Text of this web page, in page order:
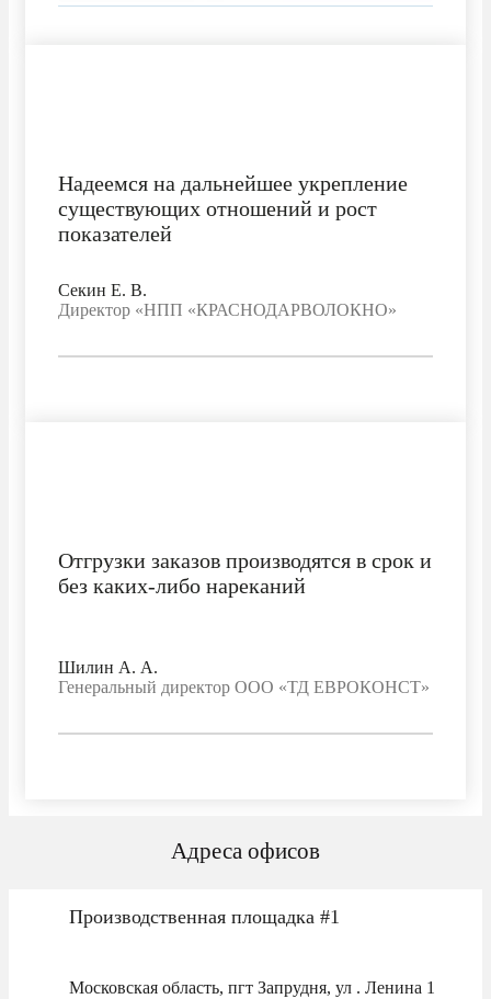
Надеемся на дальнейшее укрепление
существующих отношений и рост
показателей
Секин Е. В.
Директор «НПП «КРАСНОДАРВОЛОКНО»
Отгрузки заказов производятся в срок и
без каких-либо нареканий
Шилин А. А.
Генеральный директор ООО «ТД ЕВРОКОНСТ»
Адреса офисов
Производственная площадка #1
Московская область, пгт Запрудня, ул . Ленина 1